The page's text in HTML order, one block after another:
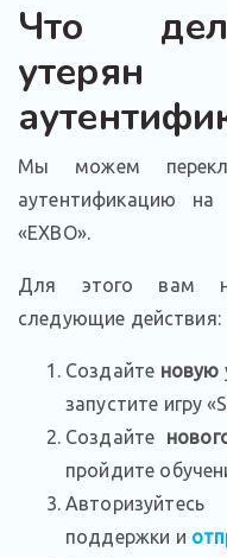
Что
утерян
Мы можем
аутентификацию
«EXBO».
Для этого вам
следующие действия:
Создайте новую
запустите игру
Создайте
пройдите
поддержки и